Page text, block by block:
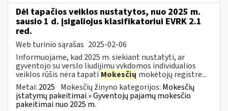
Dėl tapačios veiklos nustatytos, nuo 2025 m.
sausio 1 d. įsigaliojus klasifikatoriui EVRK 2.1
red.
Web turinio sąrašas 2025-02-06
Informuojame, kad 2025 m. siekiant nustatyti, ar
gyventojo su verslo liudijimu vykdomos individualios
veiklos rūšis nėra tapati Mokesčių mokėtojų registre...
Metai: 2025 Mokesčių žinyno kategorijos: Mokesčių
įstatymų pakeitimai » Gyventojų pajamų mokesčio
pakeitimai nuo 2025 m.